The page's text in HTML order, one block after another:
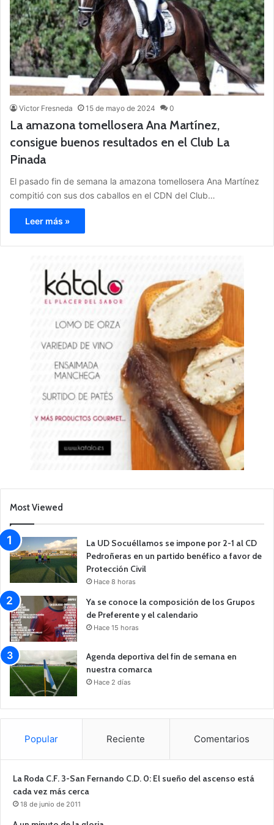
Victor Fresneda 15 de mayo de 2024 0
La amazona tomellosera Ana Martínez,
consigue buenos resultados en el Club La
Pinada
El pasado fin de semana la amazona tomellosera Ana Martínez
compitió con sus dos caballos en el CDN del Club…
Leer más »
Most Viewed
La UD Socuéllamos se impone por 2-1 al CD
Pedroñeras en un partido benéfico a favor de
Protección Civil
Hace 8 horas
Ya se conoce la composición de los Grupos
de Preferente y el calendario
Hace 15 horas
Agenda deportiva del fin de semana en
nuestra comarca
Hace 2 días
Popular Reciente Comentarios
La Roda C.F. 3-San Fernando C.D. 0: El sueño del ascenso está
cada vez más cerca
18 de junio de 2011